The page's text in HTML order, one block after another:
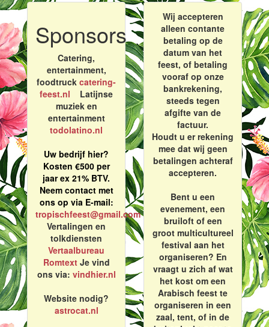
Sponsors
Catering,
entertainment,
foodtruck catering-
feest.nl Latijnse
muziek en
entertainment
todolatino.nl
Uw bedrijf hier?
Kosten €500 per
jaar ex 21% BTV.
Neem contact met
ons op via E-mail:
tropischfeest@gmail.com
Vertalingen en
tolkdiensten
Vertaalbureau
RomtextJe vind
ons via: vindhier.nl
Website nodig?
astrocat.nl
Wij accepteren
alleen contante
betaling op de
datum van het
feest, of betaling
vooraf op onze
bankrekening,
steeds tegen
afgifte van de
factuur.
Houdt u er rekening
mee dat wij geen
betalingen achteraf
accepteren.
Bent u een
evenement, een
bruiloft of een
groot multicultureel
festival aan het
organiseren? En
vraagt u zich af wat
het kost om een
Arabisch feest te
organiseren in een
zaal, tent, of in de